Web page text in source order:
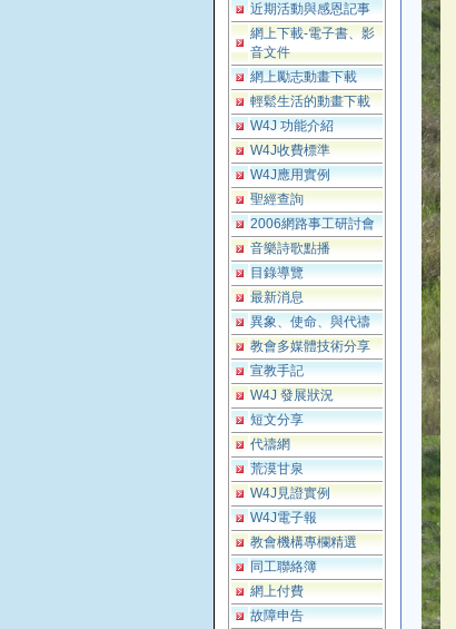
近期活動與感恩記事
網上下載-電子書、影
音文件
網上勵志動畫下載
輕鬆生活的動畫下載
W4J 功能介紹
W4J收費標準
W4J應用實例
聖經查詢
2006網路事工研討會
音樂詩歌點播
目錄導覽
最新消息
異象、使命、與代禱
教會多媒體技術分享
宣教手記
W4J 發展狀況
短文分享
代禱網
荒漠甘泉
W4J見證實例
W4J電子報
教會機構專欄精選
同工聯絡簿
網上付費
故障申告